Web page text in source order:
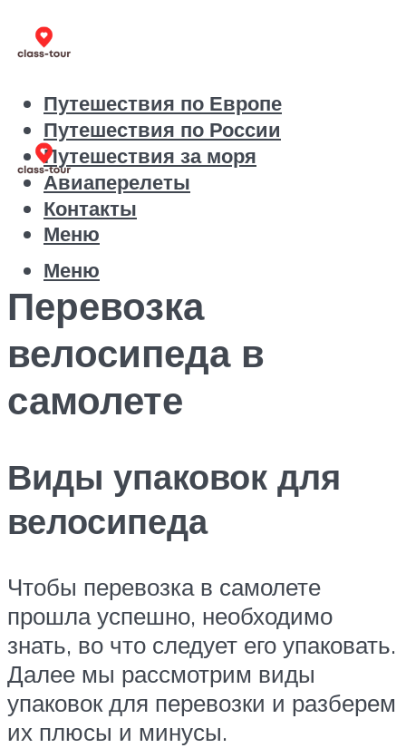
Путешествия по Европе
Путешествия по России
Путешествия за моря
Авиаперелеты
Контакты
Меню
Меню
Перевозка
велосипеда в
самолете
Виды упаковок для
велосипеда
Чтобы перевозка в самолете
прошла успешно, необходимо
знать, во что следует его упаковать.
Далее мы рассмотрим виды
упаковок для перевозки и разберем
их плюсы и минусы.